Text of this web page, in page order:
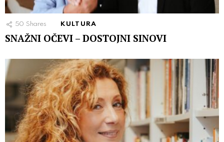
50 Shares KULTURA
SNAŽNI OČEVI – DOSTOJNI SINOVI